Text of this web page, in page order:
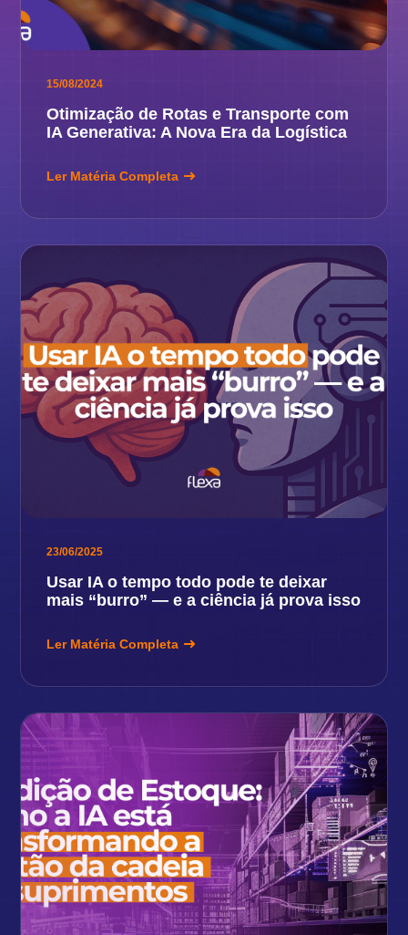
15/08/2024
Otimização de Rotas e Transporte com
IA Generativa: A Nova Era da Logística
Ler Matéria Completa
23/06/2025
Usar IA o tempo todo pode te deixar
mais “burro” — e a ciência já prova isso
Ler Matéria Completa